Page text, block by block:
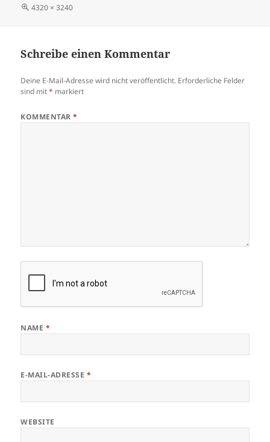
am
Volle
4320 × 3240
Schreibe einen Kommentar
Deine E-Mail-Adresse wird nicht veröffentlicht. Erforderliche Felder
sind mit* markiert
KOMMENTAR*
NAME *
E-MAIL-ADRESSE *
WEBSITE